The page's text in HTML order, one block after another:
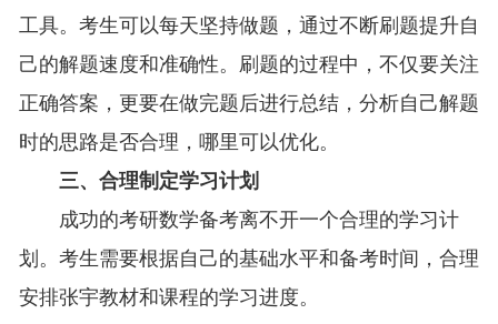
工具。考生可以每天坚持做题，通过不断刷题提升自
己的解题速度和准确性。刷题的过程中，不仅要关注
正确答案，更要在做完题后进行总结，分析自己解题
时的思路是否合理，哪里可以优化。
三、合理制定学习计划
成功的考研数学备考离不开一个合理的学习计
划。考生需要根据自己的基础水平和备考时间，合理
安排张宇教材和课程的学习进度。